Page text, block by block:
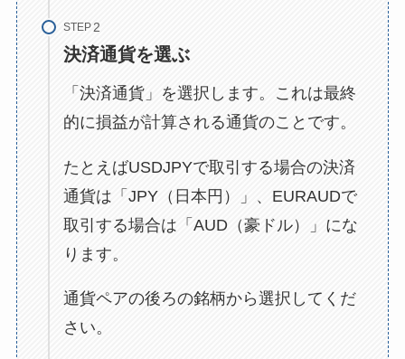
STEP
決済通貨を選ぶ
「決済通貨」を選択します。これは最終
的に損益が計算される通貨のことです。
たとえばUSDJPYで取引する場合の決済
通貨は「JPY（日本円）」、EURAUDで
取引する場合は「AUD（豪ドル）」にな
ります。
通貨ペアの後ろの銘柄から選択してくだ
さい。